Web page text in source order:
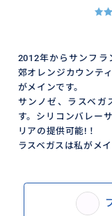
2012年からサンフラ
郊オレンジカウンテ
がメインです。
サンノゼ、ラスベガ
す。シリコンバレー
リアの提供可能!！
ラスベガスは私がメ